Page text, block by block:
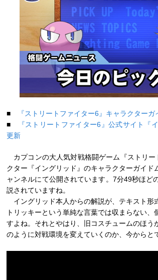
■
『ストリートファイター6』キャラクター
■
『ストリートファイター6』公式サイト『
更新
カプコンの大人気対戦格闘ゲーム『ストリー
クター『イングリッド』のキャラクターガイド
ャンネルにて公開されています。7分49秒ほど
説されていますね。
イングリッド本人からの解説が、テキスト形
トリッキーという単純な言葉では収まらない
すよね。それとやはり、旧コスチュームのほ
のように対戦環境を変えていくのか、今からと